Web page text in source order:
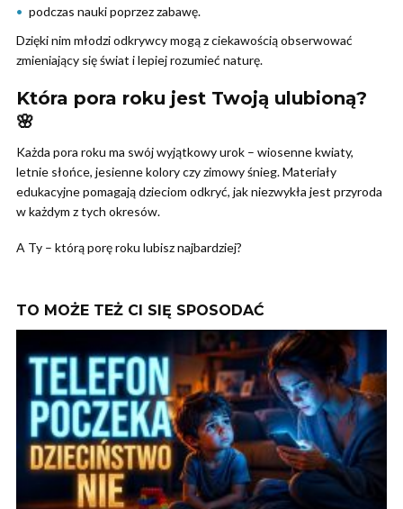
podczas nauki poprzez zabawę.
Dzięki nim młodzi odkrywcy mogą z ciekawością obserwować
zmieniający się świat i lepiej rozumieć naturę.
Która pora roku jest Twoją ulubioną?
🌸
Każda pora roku ma swój wyjątkowy urok – wiosenne kwiaty,
letnie słońce, jesienne kolory czy zimowy śnieg. Materiały
edukacyjne pomagają dzieciom odkryć, jak niezwykła jest przyroda
w każdym z tych okresów.
A Ty – którą porę roku lubisz najbardziej?
TO MOŻE TEŻ CI SIĘ SPOSODAĆ